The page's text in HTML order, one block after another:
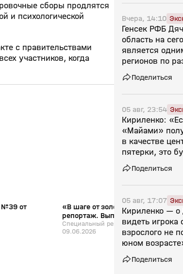
сборы продлятся
и психологической
с правительствами
участников, когда
№39 от
«В шаге от золота». Специальный
репортаж. Выпуск от 09.06.2026
Специальный репортаж. Выпуск от
09.06.2026
Вчера, 14:10
Генсек РФБ
область на
является
регионов по
Поделиться
05 авг, 23:54
Кириленко:
«Майами»
в качестве
пятерки, это
следующий
Поделиться
05 авг, 17:07
Кириленко —
видеть игрока
взрослого не
юном
Поделиться